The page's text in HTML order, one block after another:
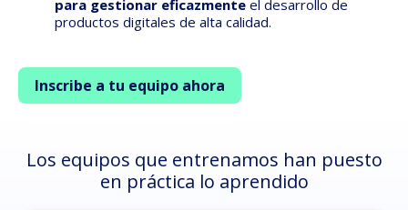
para gestionar eficazmente el desarrollo de
productos digitales de alta calidad.
Inscribe a tu equipo ahora
Los equipos que entrenamos han puesto
en práctica lo aprendido